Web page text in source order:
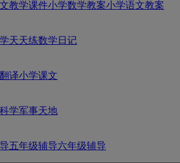
教学课件小学数学教案小学语文教案
天天练数学日记
译小学课文
学军事天地
五年级辅导六年级辅导